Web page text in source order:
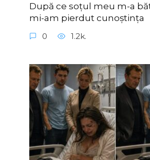
După ce soțul meu m-a
mi-am pierdut cunoștința
0 1.2k.